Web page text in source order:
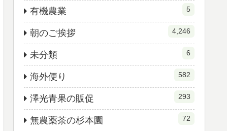
有機農業 5
朝のご挨拶 4,246
未分類 6
海外便り 582
澤光青果の販促 293
無農薬茶の杉本園 72